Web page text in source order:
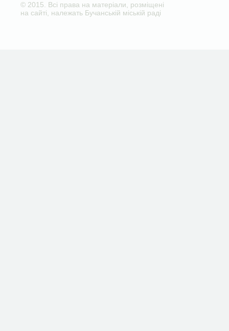
© 2015. Всі права на матеріали, розміщені
на сайті, належать Бучанській міській раді